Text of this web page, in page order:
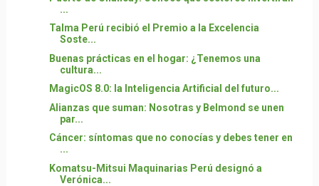
...
Talma Perú recibió el Premio a la Excelencia
Soste...
Buenas prácticas en el hogar: ¿Tenemos una
cultura...
MagicOS 8.0: la Inteligencia Artificial del futuro...
Alianzas que suman: Nosotras y Belmond se unen
par...
Cáncer: síntomas que no conocías y debes tener en
...
Komatsu-Mitsui Maquinarias Perú designó a
Verónica...